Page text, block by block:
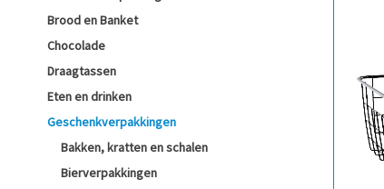
Brood en Banket
Chocolade
Draagtassen
Eten en drinken
Geschenkverpakkingen
Bakken, kratten en schalen
Bierverpakkingen